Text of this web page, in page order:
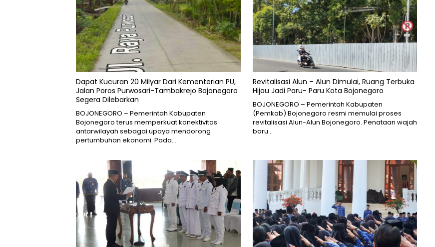
Dapat Kucuran 20 Milyar Dari Kementerian PU,
Jalan Poros Purwosari-Tambakrejo Bojonegoro
Segera Dilebarkan
BOJONEGORO – Pemerintah Kabupaten
Bojonegoro terus memperkuat konektivitas
antarwilayah sebagai upaya mendorong
pertumbuhan ekonomi. Pada…
Revitalisasi Alun – Alun Dimulai, Ruang Terbuka
Hijau Jadi Paru- Paru Kota Bojonegoro
BOJONEGORO – Pemerintah Kabupaten
(Pemkab) Bojonegoro resmi memulai proses
revitalisasi Alun-Alun Bojonegoro. Penataan wajah
baru…